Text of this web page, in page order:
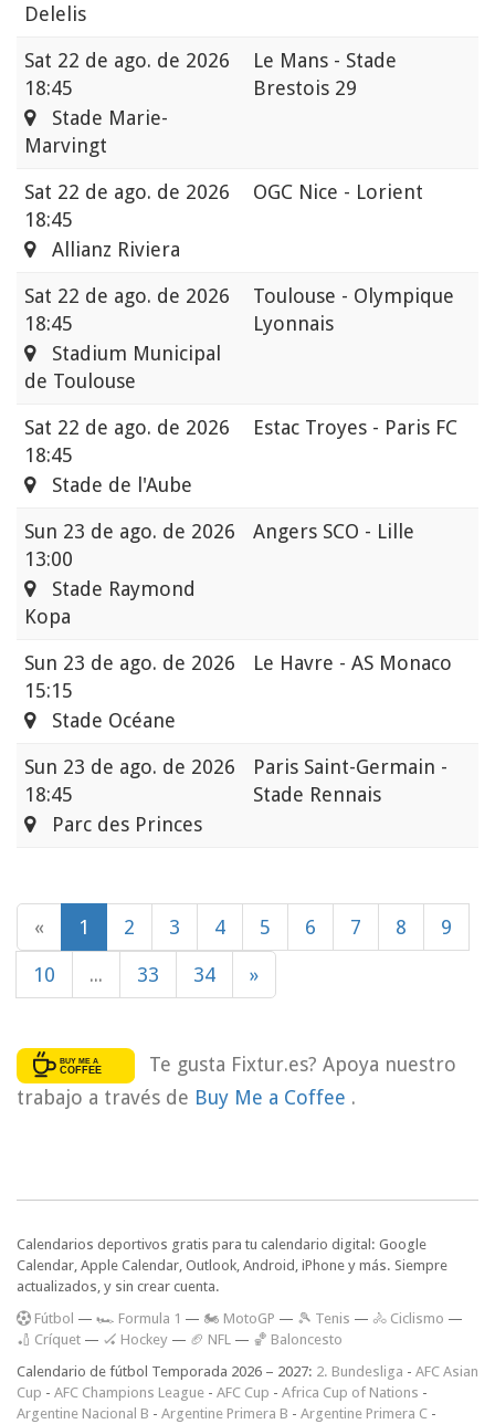
Delelis
Sat 22 de ago. de 2026
18:45
Le Mans - Stade
Brestois 29
Stade Marie-
Marvingt
Sat 22 de ago. de 2026
18:45
OGC Nice - Lorient
Allianz Riviera
Sat 22 de ago. de 2026
18:45
Toulouse - Olympique
Lyonnais
Stadium Municipal
de Toulouse
Sat 22 de ago. de 2026
18:45
Estac Troyes - Paris FC
Stade de l'Aube
Sun 23 de ago. de 2026
13:00
Angers SCO - Lille
Stade Raymond
Kopa
Sun 23 de ago. de 2026
15:15
Le Havre - AS Monaco
Stade Océane
Sun 23 de ago. de 2026
18:45
Paris Saint-Germain -
Stade Rennais
Parc des Princes
« 1 2 3 4 5 6 7 8 9
10 ... 33 34 »
Te gusta Fixtur.es? Apoya nuestro
trabajo a través de Buy Me a Coffee .
Calendarios deportivos gratis para tu calendario digital: Google
Calendar, Apple Calendar, Outlook, Android, iPhone y más. Siempre
actualizados, y sin crear cuenta.
Fútbol — 🏎️ Formula 1 — 🏍 MotoGP — 🎾 Tenis — 🚴 Ciclismo —
🏏 Críquet — 🏑 Hockey — 🏈 NFL — 🏀 Baloncesto
Calendario de fútbol Temporada 2026 – 2027: 2. Bundesliga - AFC Asian
Cup - AFC Champions League - AFC Cup - Africa Cup of Nations -
Argentine Nacional B - Argentine Primera B - Argentine Primera C -